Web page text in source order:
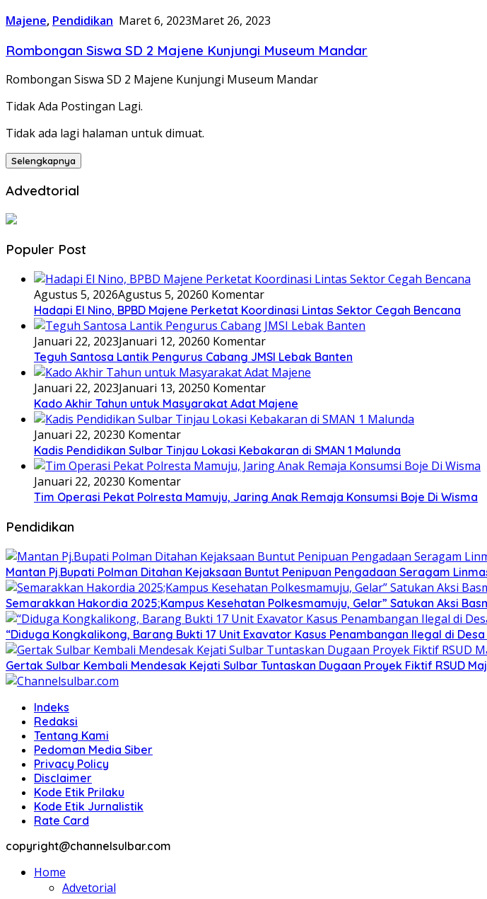
Majene, Pendidikan Maret 6, 2023Maret 26, 2023
Rombongan Siswa SD 2 Majene Kunjungi Museum Mandar
Rombongan Siswa SD 2 Majene Kunjungi Museum Mandar
Tidak Ada Postingan Lagi.
Tidak ada lagi halaman untuk dimuat.
Selengkapnya
Advedtorial
Populer Post
Agustus 5, 2026Agustus 5, 20260 Komentar
Hadapi El Nino, BPBD Majene Perketat Koordinasi Lintas Sektor Cegah Bencana
Januari 22, 2023Januari 12, 20260 Komentar
Teguh Santosa Lantik Pengurus Cabang JMSI Lebak Banten
Januari 22, 2023Januari 13, 20250 Komentar
Kado Akhir Tahun untuk Masyarakat Adat Majene
Januari 22, 20230 Komentar
Kadis Pendidikan Sulbar Tinjau Lokasi Kebakaran di SMAN 1 Malunda
Januari 22, 20230 Komentar
Tim Operasi Pekat Polresta Mamuju, Jaring Anak Remaja Konsumsi Boje Di Wisma
Pendidikan
Mantan Pj.Bupati Polman Ditahan Kejaksaan Buntut Penipuan Pengadaan Seragam
Semarakkan Hakordia 2025;Kampus Kesehatan Polkesmamuju, Gelar” Satukan Aksi
“Diduga Kongkalikong, Barang Bukti 17 Unit Exavator Kasus Penambangan Ilegal di
Gertak Sulbar Kembali Mendesak Kejati Sulbar Tuntaskan Dugaan Proyek Fiktif RSUD
Indeks
Redaksi
Tentang Kami
Pedoman Media Siber
Privacy Policy
Disclaimer
Kode Etik Prilaku
Kode Etik Jurnalistik
Rate Card
copyright@channelsulbar.com
Home
Advetorial